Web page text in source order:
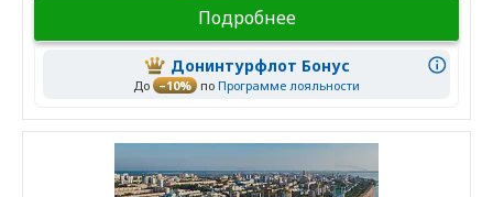
Подробнее
Донинтурфлот Бонус
До –10% по Программе лояльности